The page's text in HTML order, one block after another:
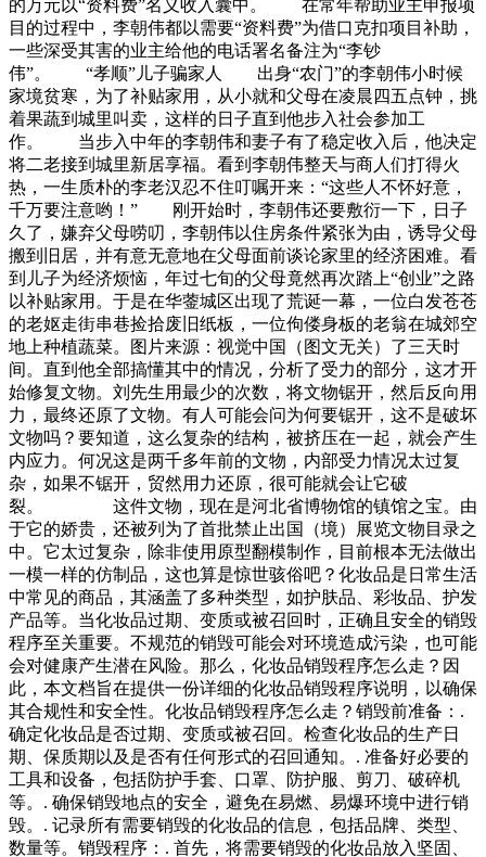
的万元以“资料费”名义收入囊中。 在常年帮助业主申报项
目的过程中，李朝伟都以需要“资料费”为借口克扣项目补助，
一些深受其害的业主给他的电话署名备注为“李钞
伟”。 “孝顺”儿子骗家人 出身“农门”的李朝伟小时候
家境贫寒，为了补贴家用，从小就和父母在凌晨四五点钟，挑
着果蔬到城里叫卖，这样的日子直到他步入社会参加工
作。 当步入中年的李朝伟和妻子有了稳定收入后，他决定
将二老接到城里新居享福。看到李朝伟整天与商人们打得火
热，一生质朴的李老汉忍不住叮嘱开来：“这些人不怀好意，
千万要注意哟！” 刚开始时，李朝伟还要敷衍一下，日子
久了，嫌弃父母唠叨，李朝伟以住房条件紧张为由，诱导父母
搬到旧居，并有意无意地在父母面前谈论家里的经济困难。看
到儿子为经济烦恼，年过七旬的父母竟然再次踏上“创业”之路
以补贴家用。于是在华蓥城区出现了荒诞一幕，一位白发苍苍
的老妪走街串巷捡拾废旧纸板，一位佝偻身板的老翁在城郊空
地上种植蔬菜。图片来源：视觉中国（图文无关）了三天时
间。直到他全部搞懂其中的情况，分析了受力的部分，这才开
始修复文物。刘先生用最少的次数，将文物锯开，然后反向用
力，最终还原了文物。有人可能会问为何要锯开，这不是破坏
文物吗？要知道，这么复杂的结构，被挤压在一起，就会产生
内应力。何况这是两千多年前的文物，内部受力情况太过复
杂，如果不锯开，贸然用力还原，很可能就会让它破
裂。 这件文物，现在是河北省博物馆的镇馆之宝。由
于它的娇贵，还被列为了首批禁止出国（境）展览文物目录之
中。它太过复杂，除非使用原型翻模制作，目前根本无法做出
一模一样的仿制品，这也算是惊世骇俗吧？化妆品是日常生活
中常见的商品，其涵盖了多种类型，如护肤品、彩妆品、护发
产品等。当化妆品过期、变质或被召回时，正确且安全的销毁
程序至关重要。不规范的销毁可能会对环境造成污染，也可能
会对健康产生潜在风险。那么，化妆品销毁程序怎么走？因
此，本文档旨在提供一份详细的化妆品销毁程序说明，以确保
其合规性和安全性。化妆品销毁程序怎么走？销毁前准备：.
确定化妆品是否过期、变质或被召回。检查化妆品的生产日
期、保质期以及是否有任何形式的召回通知。. 准备好必要的
工具和设备，包括防护手套、口罩、防护服、剪刀、破碎机
等。. 确保销毁地点的安全，避免在易燃、易爆环境中进行销
毁。. 记录所有需要销毁的化妆品的信息，包括品牌、类型、
数量等。销毁程序：. 首先，将需要销毁的化妆品放入坚固、